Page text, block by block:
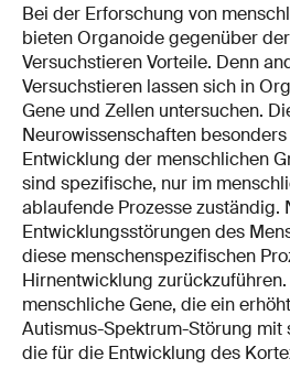
Bei der Erforschung von
bieten Organoide gegenüber
Versuchstieren Vorteile. Denn
Versuchstieren lassen sich in
Gene und Zellen untersuchen.
Neurowissenschaften
Entwicklung der menschlichen
sind spezifische, nur im
ablaufende Prozesse zuständig.
Entwicklungsstörungen des
diese menschenspezifischen
Hirnentwicklung
menschliche Gene, die ein
Autismus-Spektrum-Störung mit
die für die Entwicklung des